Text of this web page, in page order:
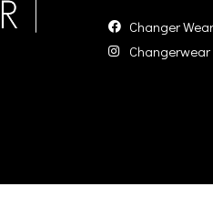
Changer Wear
Changerwear